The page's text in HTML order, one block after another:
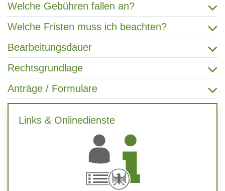
Welche Gebühren fallen an?
Welche Fristen muss ich beachten?
Bearbeitungsdauer
Rechtsgrundlage
Anträge / Formulare
Links & Onlinedienste